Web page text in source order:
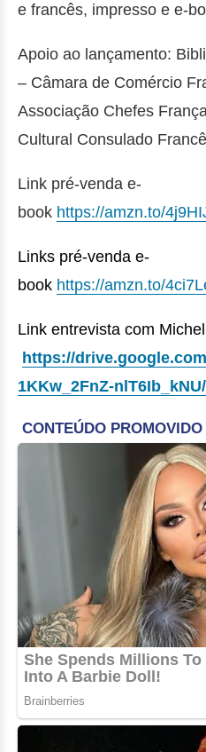
e francês, impresso e e-
Apoio ao lançamento:
– Câmara de Comércio
Associação Chefes
Cultural Consulado
Link pré-venda e-
book https://amzn.to/
Links pré-venda e-
book https://amzn.to/
Link entrevista com
https://
1KKw_2FnZ-